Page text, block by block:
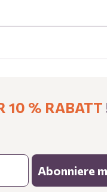
10 % RABATT
Abonniere